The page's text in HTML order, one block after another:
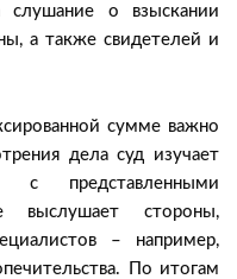
слушание о взыскании
а также свидетелей и
сумме важно
дела суд изучает
с представленными
выслушает стороны,
– например,
По итогам